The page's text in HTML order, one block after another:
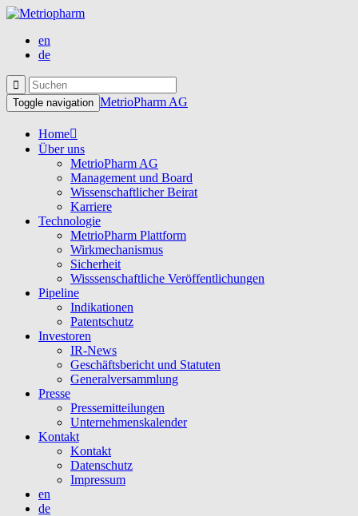
en
de
Toggle navigation MetrioPharm AG
Home
Über uns
MetrioPharm AG
Management und Board
Wissenschaftlicher Beirat
Karriere
Technologie
MetrioPharm Plattform
Wirkmechanismus
Sicherheit
Wisssenschaftliche Veröffentlichungen
Pipeline
Indikationen
Patentschutz
Investoren
IR-News
Geschäftsbericht und Statuten
Generalversammlung
Presse
Pressemitteilungen
Unternehmenskalender
Kontakt
Kontakt
Datenschutz
Impressum
en
de